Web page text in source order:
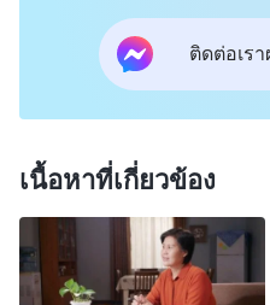
ของผู้นำ ฉันกังวลและกลัว
ว่า การกล่าวโทษบางคนใ
เป็นการทำให้ชีวิตคริสตจั
ทำชั่ว ฉันรู้ว่าธรรมชาติข
พระเจ้าผู้ทรงมหิทธิฤทธิ์ตรั
แห่ง มีปรากฏการณ์ของกา
ติดต่อเร
เนื้อหาที่เกี่ยวข้อง